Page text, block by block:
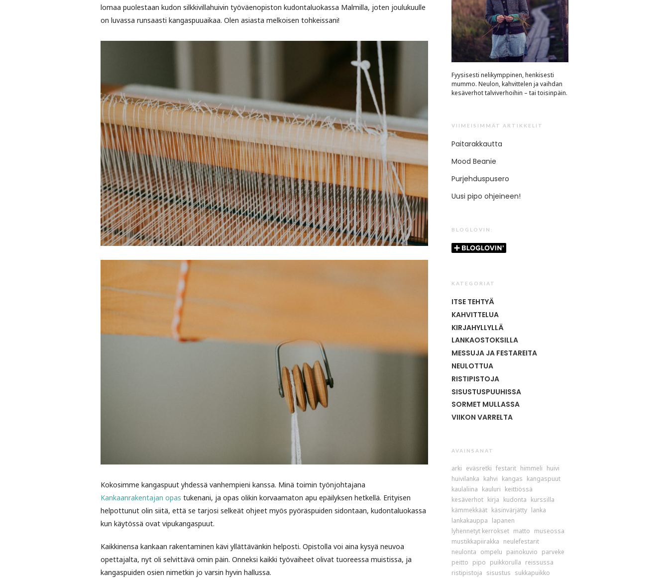
lomaa puolestaan kudon silkkivillahuivin työväenopiston kudontaluokassa Malmilla, joten joulukuulle
on luvassa runsaasti kangaspuuaikaa. Olen asiasta melkoisen tohkeissani!
Kokosimme kangaspuut yhdessä vanhempieni kanssa. Minä toimin työnjohtajana
Kankaanrakentajan opas tukenani, ja opas olikin korvaamaton apu epäilyksen hetkellä. Erityisen
helpottunut olin siitä, että se tarjosi selkeät ohjeet myös pyöräspuiden sidontaan, kudontaluokassa
kun käytössä ovat vipukangaspuut.
Kaikkinensa kankaan rakentaminen kävi yllättävänkin helposti. Opistolla voi aina kysyä neuvoa
opettajalta, nyt oli selvittävä omin päin. Onneksi kaikki työvaiheet olivat tuoreessa muistissa, ja
kangaspuiden osien nimetkin jo varsin hyvin hallussa.
Fyysisesti nelikymppinen, henkisesti
mummo. Neulon, kahvittelen ja vaihdan
kesäverhot talviverhoihin – tai toisinpäin.
VIIMEISIMMÄT ARTIKKELIT
Paitarakkautta
Mood Beanie
Purjehduspusero
Uusi pipo ohjeineen!
BLOGLOVIN:
KATEGORIAT
ITSE TEHTYÄ
KAHVITTELUA
KIRJAHYLLYLLÄ
LANKAOSTOKSILLA
MESSUJA JA FESTAREITA
NEULOTTUA
RISTIPISTOJA
SISUSTUSPUUHISSA
SORMET MULLASSA
VIIKON VARRELTA
AVAINSANAT
arki eväsretki festarit himmeli huivi
huivilanka kahvi kangas kangaspuut
kaulaliina kauluri keittiössä
kesäverhot kirja kudonta kurssilla
kämmekkäät käsinvärjätty lanka
lankakauppa lapanen
lyhennetyt kerrokset matto museossa
mustikkapiirakka neulefestarit
neulonta ompelu painokuvio parveke
peitto pipo puikkorulla reissussa
ristipistoja sisustus sukkapuikko